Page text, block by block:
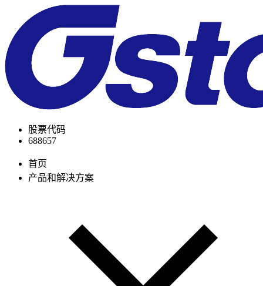
股票代码
688657
首页
产品和解决方案